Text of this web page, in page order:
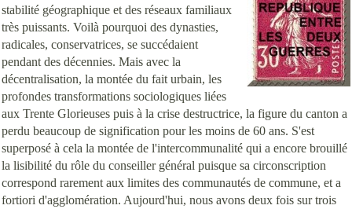
stabilité géographique et des réseaux familiaux
très puissants. Voilà pourquoi des dynasties,
radicales, conservatrices, se succédaient
pendant des décennies. Mais avec la
décentralisation, la montée du fait urbain, les
profondes transformations sociologiques liées
aux Trente Glorieuses puis à la crise destructrice, la figure du canton a
perdu beaucoup de signification pour les moins de 60 ans. S'est
superposé à cela la montée de l'intercommunalité qui a encore brouillé
la lisibilité du rôle du conseiller général puisque sa circonscription
correspond rarement aux limites des communautés de commune, et a
fortiori d'agglomération. Aujourd'hui, nous avons deux fois sur trois